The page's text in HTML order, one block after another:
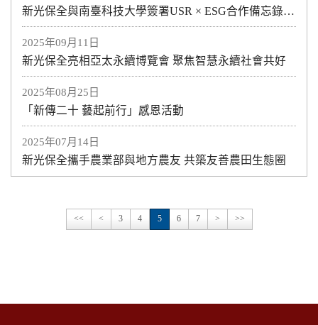
新光保全與南臺科技大學簽署USR × ESG合作備忘錄 以智慧科技 × 人才培育 × 數位轉型 共創永續新未來
2025年09月11日
新光保全亮相亞太永續博覽會 聚焦智慧永續社會共好
2025年08月25日
「新傳二十 藝起前行」感恩活動
2025年07月14日
新光保全攜手農業部與地方農友 共築友善農田生態圈
<< < 3 4 5 6 7 > >>